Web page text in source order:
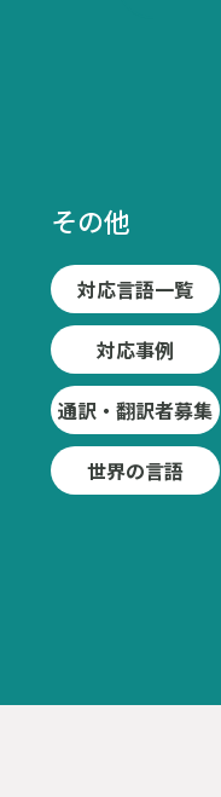
その他
対応言語一覧
対応事例
通訳・翻訳者募集
世界の言語